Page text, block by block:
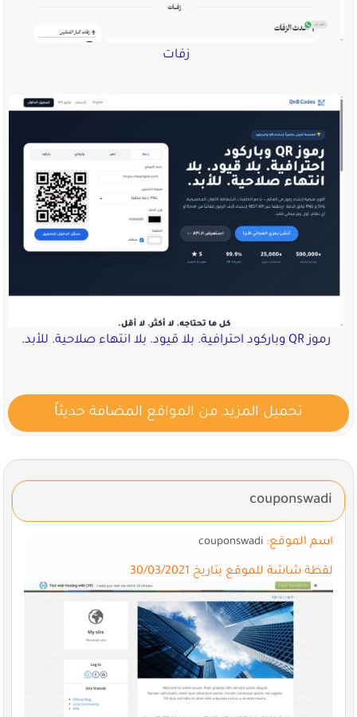
زفات
رموز QR وباركود احترافية. بلا قيود. بلا انتهاء صلاحية. للأبد.
تحميل المزيد من المواقع المضافة حديثاً
couponswadi
اسم الموقع:couponswadi
لقطة شاشة للموقع بتاريخ 30/03/2021